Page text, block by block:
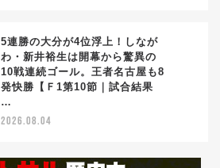
5連勝の大分が4位浮上！しなが
わ・新井裕生は開幕から驚異の
10戦連続ゴール。王者名古屋も8
発快勝【Ｆ1第10節｜試合結果
…
2026.08.04